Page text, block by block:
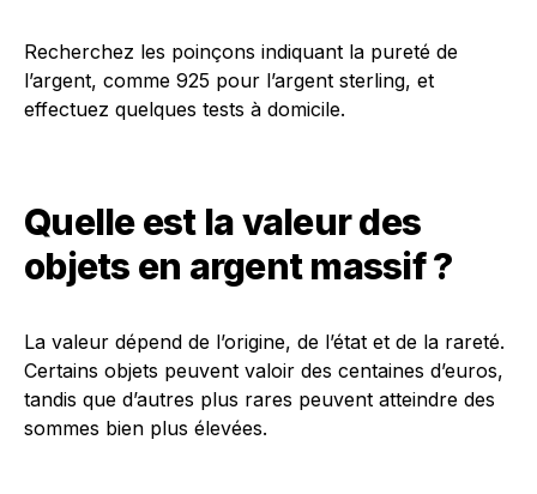
Recherchez les poinçons indiquant la pureté de
l’argent, comme 925 pour l’argent sterling, et
effectuez quelques tests à domicile.
Quelle est la valeur des
objets en argent massif ?
La valeur dépend de l’origine, de l’état et de la rareté.
Certains objets peuvent valoir des centaines d’euros,
tandis que d’autres plus rares peuvent atteindre des
sommes bien plus élevées.